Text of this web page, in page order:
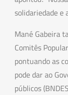
solidariedade e
Mané Gabeira
Comitês
pontuando as
pode dar ao
públicos